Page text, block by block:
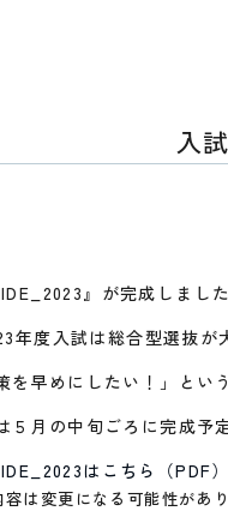
入
』が完成しました
年度入試は総合型選抜が
を早めにしたい！」とい
５月の中旬ごろに完成予
はこちら（PDF）
は変更になる可能性があ